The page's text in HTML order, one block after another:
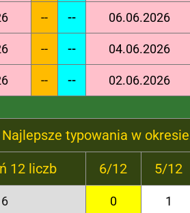
-- -- 06.06.2026
-- -- 04.06.2026
-- -- 02.06.2026
Najlepsze typowania w
12 liczb 6/12 5/12
6 0 1